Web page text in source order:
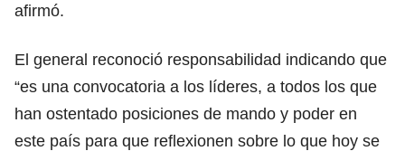
afirmó.
El general reconoció responsabilidad indicando que
“es una convocatoria a los líderes, a todos los que
han ostentado posiciones de mando y poder en
este país para que reflexionen sobre lo que hoy se